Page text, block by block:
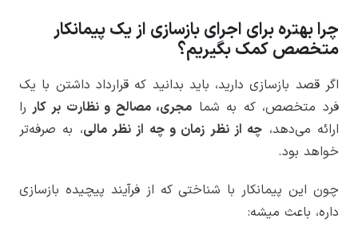
چرا بهتره برای اجرای بازسازی از یک پیمانکار
متخصص کمک بگیریم؟
اگر قصد بازسازی دارید، باید بدانید که قرارداد داشتن با یک
فرد متخصص، که به شما مجری، مصالح و نظارت بر کار را
ارائه می‌دهد، چه از نظر زمان و چه از نظر مالی، به صرفه‌تر
خواهد بود.
چون این پیمانکار با شناختی که از فرآیند پیچیده بازسازی
داره، باعث میشه: